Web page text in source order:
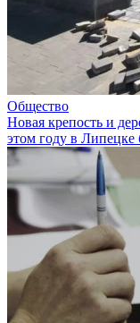
Общество
Новая крепость и
этом году в Липецке